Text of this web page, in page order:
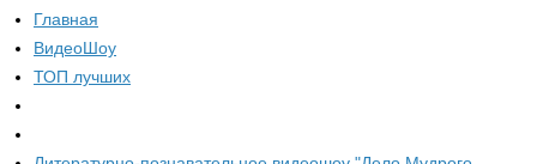
Главная
ВидеоШоу
ТОП лучших